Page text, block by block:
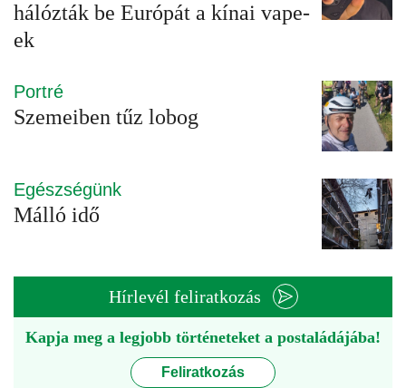
hálózták be Európát a kínai vape-
ek
Portré
Szemeiben tűz lobog
Egészségünk
Málló idő
Hírlevél feliratkozás
Kapja meg a legjobb történeteket a postaládájába!
Feliratkozás